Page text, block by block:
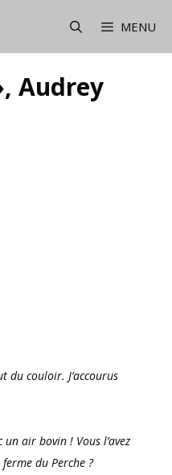
MENU
Audrey
du couloir. J’accourus
un air bovin ! Vous l’avez
du Perche ?